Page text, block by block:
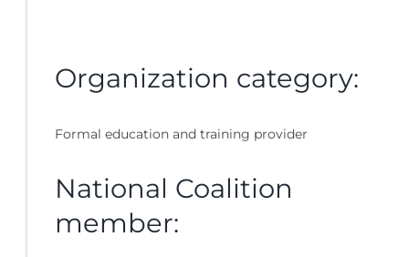
Organization category:
Formal education and training provider
National Coalition
member: